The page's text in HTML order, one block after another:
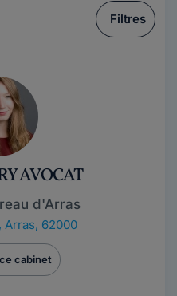
Filtres
AVOCAT
d'Arras
, Arras, 62000
cabinet